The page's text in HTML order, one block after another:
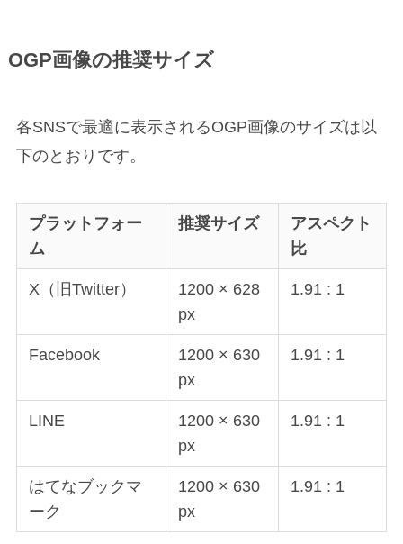
OGP画像の推奨サイズ
各SNSで最適に表示されるOGP画像のサイズは以
下のとおりです。
プラットフォー
ム
推奨サイズ
アスペクト
比
X（旧Twitter）
1200 × 628
px
1.91 : 1
Facebook
1200 × 630
px
1.91 : 1
LINE
1200 × 630
px
1.91 : 1
はてなブックマ
ーク
1200 × 630
px
1.91 : 1